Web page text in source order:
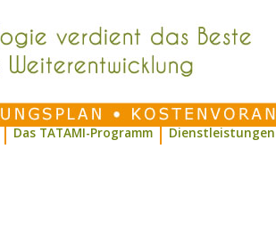
Das TATAMI-Programm Dienstleistungen